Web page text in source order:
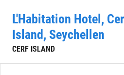
L'Habitation Hotel,
Island, Seychellen
CERF ISLAND